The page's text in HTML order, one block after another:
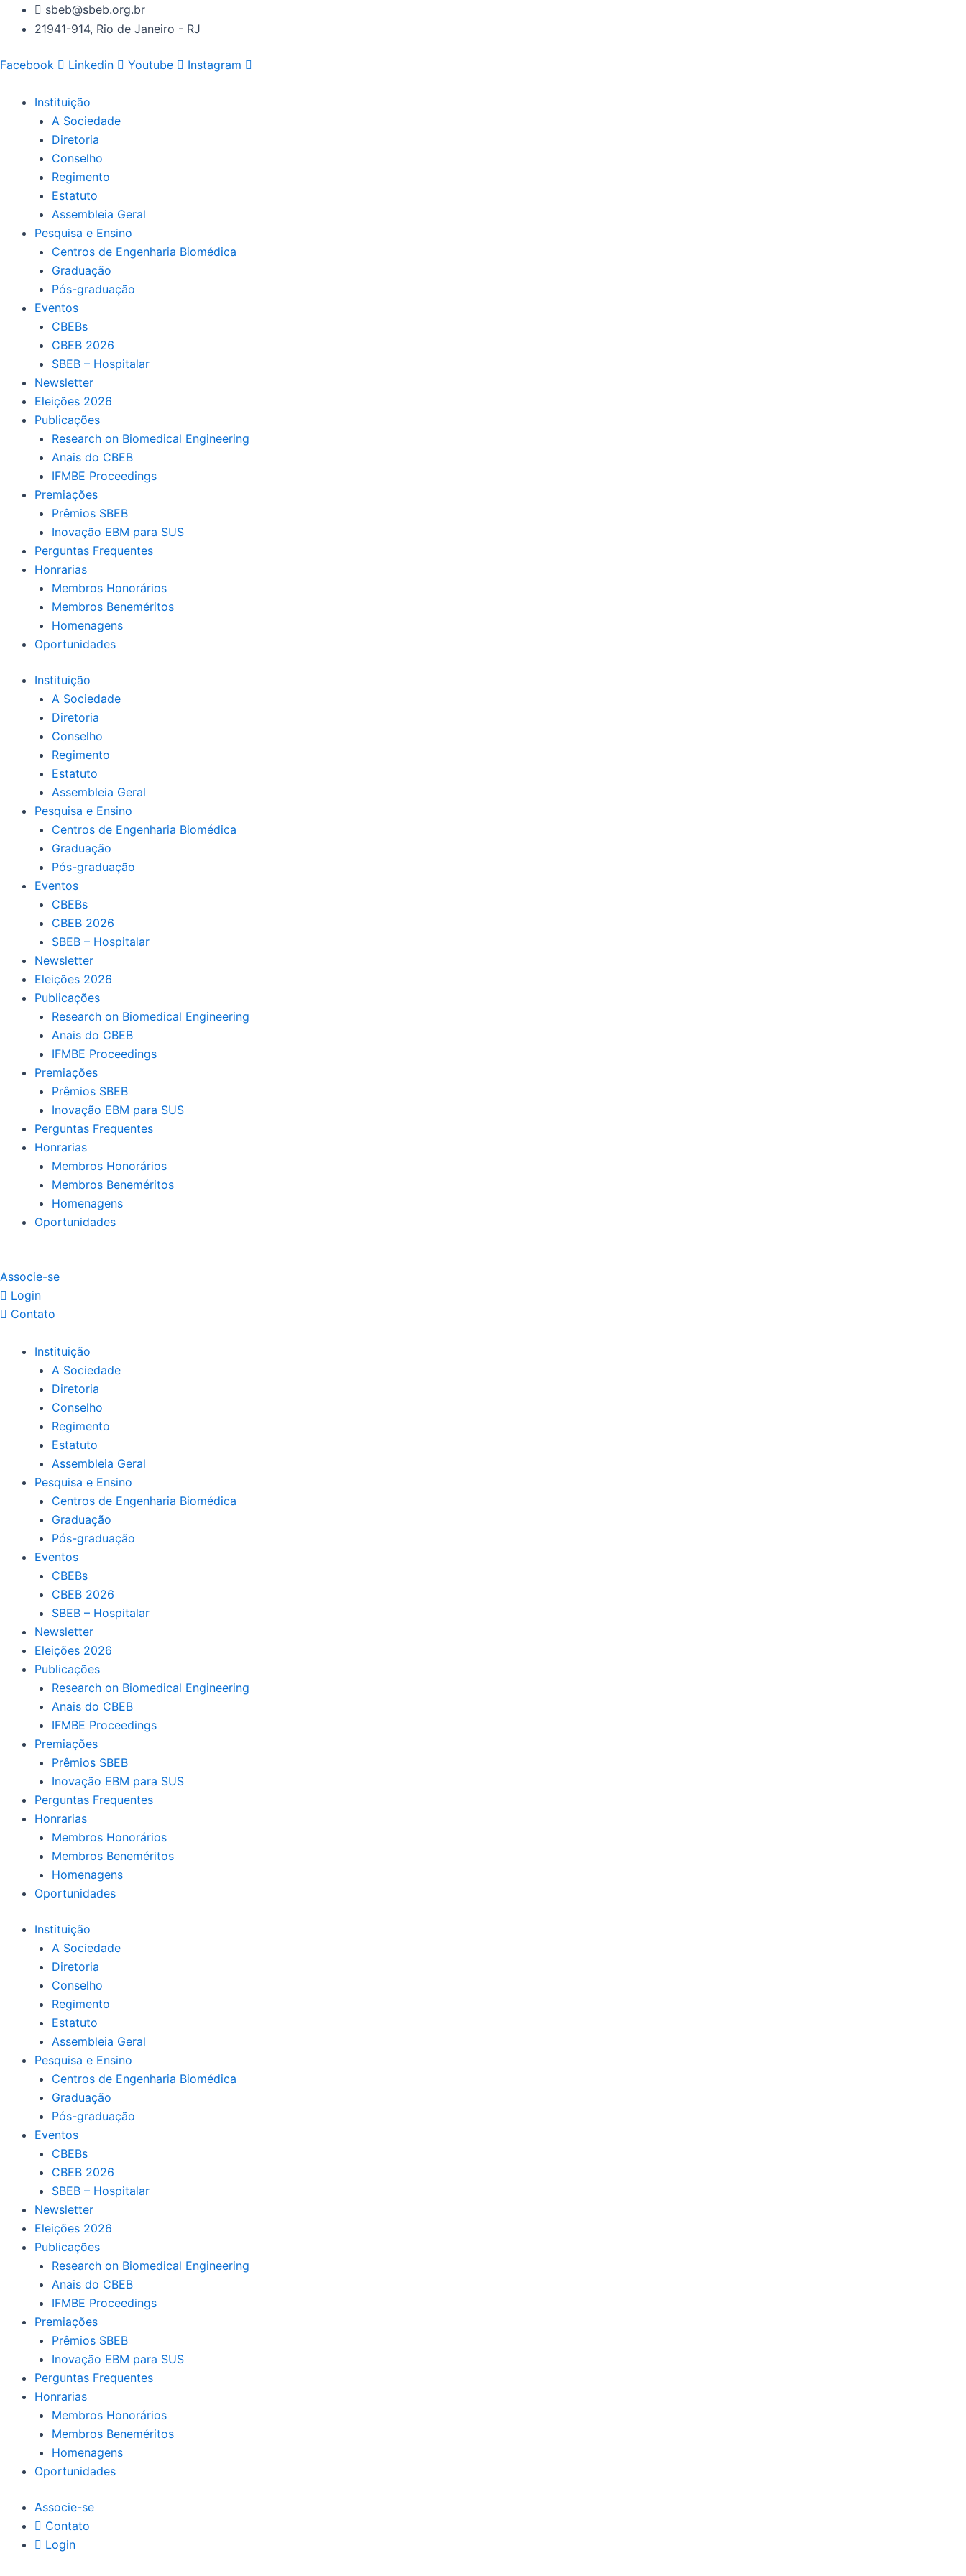
para
conteúdo
sbeb@sbeb.org.br
21941-914, Rio de Janeiro - RJ
Facebook Linkedin Youtube Instagram
Instituição
A Sociedade
Diretoria
Conselho
Regimento
Estatuto
Assembleia Geral
Pesquisa e Ensino
Centros de Engenharia Biomédica
Graduação
Pós-graduação
Eventos
CBEBs
CBEB 2026
SBEB – Hospitalar
Newsletter
Eleições 2026
Publicações
Research on Biomedical Engineering
Anais do CBEB
IFMBE Proceedings
Premiações
Prêmios SBEB
Inovação EBM para SUS
Perguntas Frequentes
Honrarias
Membros Honorários
Membros Beneméritos
Homenagens
Oportunidades
Instituição
A Sociedade
Diretoria
Conselho
Regimento
Estatuto
Assembleia Geral
Pesquisa e Ensino
Centros de Engenharia Biomédica
Graduação
Pós-graduação
Eventos
CBEBs
CBEB 2026
SBEB – Hospitalar
Newsletter
Eleições 2026
Publicações
Research on Biomedical Engineering
Anais do CBEB
IFMBE Proceedings
Premiações
Prêmios SBEB
Inovação EBM para SUS
Perguntas Frequentes
Honrarias
Membros Honorários
Membros Beneméritos
Homenagens
Oportunidades
Associe-se
Login
Contato
Instituição
A Sociedade
Diretoria
Conselho
Regimento
Estatuto
Assembleia Geral
Pesquisa e Ensino
Centros de Engenharia Biomédica
Graduação
Pós-graduação
Eventos
CBEBs
CBEB 2026
SBEB – Hospitalar
Newsletter
Eleições 2026
Publicações
Research on Biomedical Engineering
Anais do CBEB
IFMBE Proceedings
Premiações
Prêmios SBEB
Inovação EBM para SUS
Perguntas Frequentes
Honrarias
Membros Honorários
Membros Beneméritos
Homenagens
Oportunidades
Instituição
A Sociedade
Diretoria
Conselho
Regimento
Estatuto
Assembleia Geral
Pesquisa e Ensino
Centros de Engenharia Biomédica
Graduação
Pós-graduação
Eventos
CBEBs
CBEB 2026
SBEB – Hospitalar
Newsletter
Eleições 2026
Publicações
Research on Biomedical Engineering
Anais do CBEB
IFMBE Proceedings
Premiações
Prêmios SBEB
Inovação EBM para SUS
Perguntas Frequentes
Honrarias
Membros Honorários
Membros Beneméritos
Homenagens
Oportunidades
Associe-se
Contato
Login